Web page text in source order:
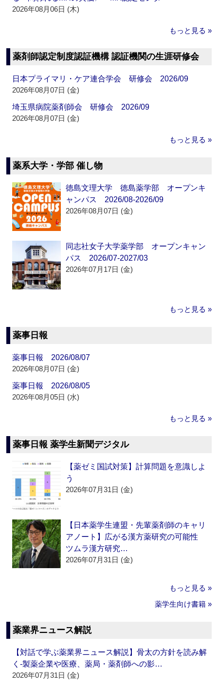
2026年08月06日 (木)
もっと見る »
薬剤師認定制度認証機構 認証機関の生涯研修会
日本プライマリ・ケア連合学会 研修会 2026/09
2026年08月07日 (金)
埼玉県病院薬剤師会 研修会 2026/09
2026年08月07日 (金)
もっと見る »
薬系大学・学部 催し物
徳島文理大学 徳島薬学部 オープンキ
ャンパス 2026/08-2026/09
2026年08月07日 (金)
同志社女子大学薬学部 オープンキャン
パス 2026/07-2027/03
2026年07月17日 (金)
もっと見る »
薬事日報
薬事日報 2026/08/07
2026年08月07日 (金)
薬事日報 2026/08/05
2026年08月05日 (水)
もっと見る »
薬事日報 薬学生新聞デジタル
【薬ゼミ国試対策】計算問題を意識しよ
う
2026年07月31日 (金)
【日本薬学生連盟・先輩薬剤師のキャリ
アノート】広がる漢方薬研究の可能性
ツムラ漢方研究…
2026年07月31日 (金)
もっと見る »
薬学生向け書籍 »
薬業界ニュース解説
【対話で学ぶ薬業界ニュース解説】骨太の方針を読み解
く‐製薬企業や医療、薬局・薬剤師への影…
2026年07月31日 (金)